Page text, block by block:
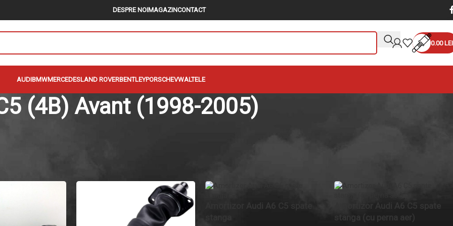
DESPRE NOIMAGAZINCONTACT
0.00LEI
AUDIBMWMERCEDESLAND ROVERBENTLEYPORSCHEVWALTELE
(4B) Avant (1998-2005)
stanga (cu perna aer)